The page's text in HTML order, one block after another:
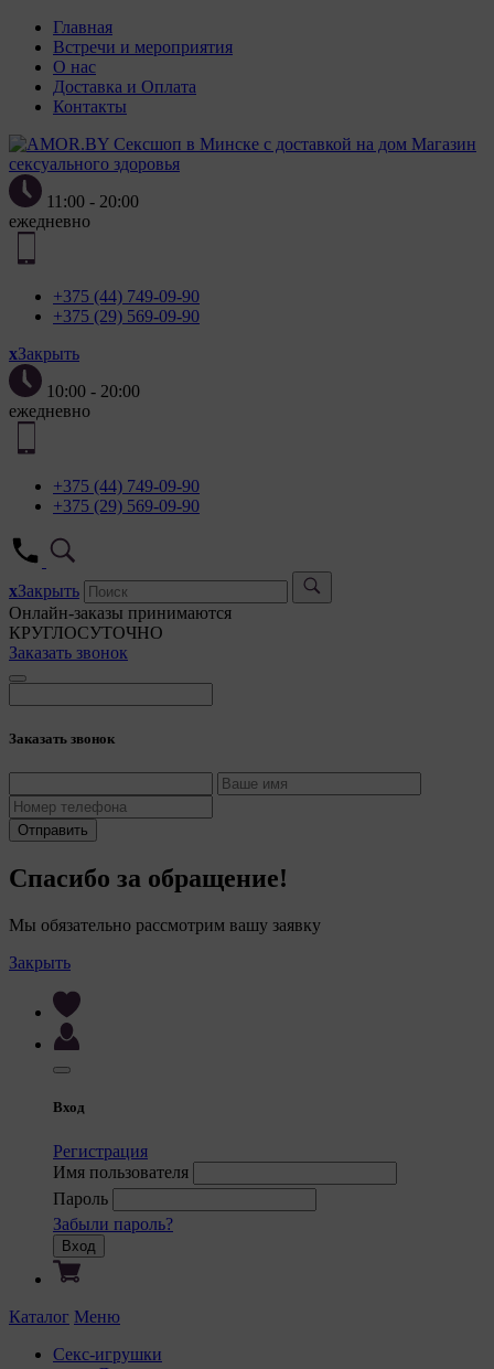
Главная
Встречи и мероприятия
О нас
Доставка и Оплата
Контакты
Магазин
сексуального здоровья
11:00 - 20:00
ежедневно
+375 (44) 749-09-90
+375 (29) 569-09-90
xЗакрыть
10:00 - 20:00
ежедневно
+375 (44) 749-09-90
+375 (29) 569-09-90
xЗакрыть
Онлайн-заказы принимаются
КРУГЛОСУТОЧНО
Заказать звонок
Заказать звонок
Отправить
Спасибо за обращение!
Мы обязательно рассмотрим вашу заявку
Закрыть
Вход
Регистрация
Имя пользователя
Пароль
Забыли пароль?
Вход
Каталог Меню
Секс-игрушки